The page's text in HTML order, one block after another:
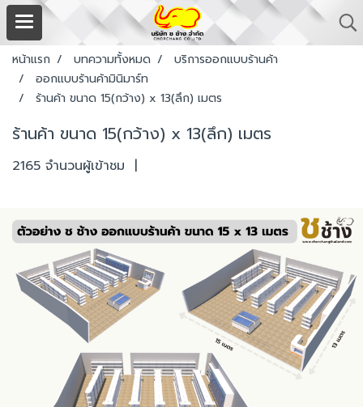
หน้าแรก บทความทั้งหมด
บริการออกแบบร้านค้า
ออกแบบร้านค้ามินิมาร์ท
ร้านค้า ขนาด 15(กว้าง) x 13(ลึก) เมตร
ร้านค้า ขนาด 15(กว้าง) x 13(ลึก) เมตร
2165 จำนวนผู้เข้าชม |